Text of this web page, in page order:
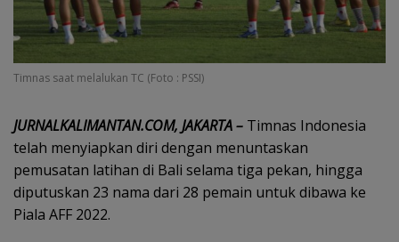
Timnas saat melalukan TC (Foto : PSSI)
JURNALKALIMANTAN.COM, JAKARTA – Timnas Indonesia
telah menyiapkan diri dengan menuntaskan
pemusatan latihan di Bali selama tiga pekan, hingga
diputuskan 23 nama dari 28 pemain untuk dibawa ke
Piala AFF 2022.